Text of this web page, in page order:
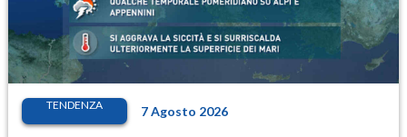
TENDENZA 7 Agosto 2026